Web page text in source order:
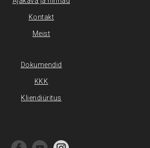
Kontakt
Meist
Dokumendid
KKK
Kliendiüritus